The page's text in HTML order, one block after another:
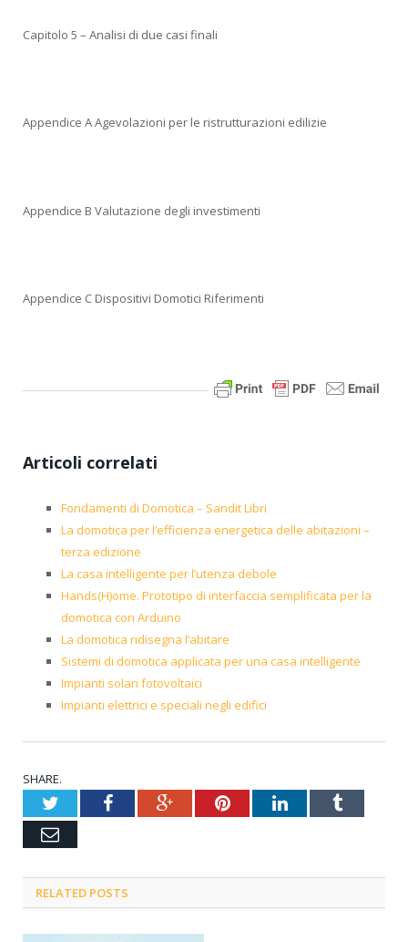
Capitolo 5 – Analisi di due casi finali
Appendice A Agevolazioni per le ristrutturazioni edilizie
Appendice B Valutazione degli investimenti
Appendice C Dispositivi Domotici Riferimenti
Articoli correlati
Fondamenti di Domotica – Sandit Libri
La domotica per l’efficienza energetica delle abitazioni –
terza edizione
La casa intelligente per l’utenza debole
Hands(H)ome. Prototipo di interfaccia semplificata per la
domotica con Arduino
La domotica ridisegna l’abitare
Sistemi di domotica applicata per una casa intelligente
Impianti solari fotovoltaici
Impianti elettrici e speciali negli edifici
SHARE.
TwitterFacebookGoogle+PinterestLinkedInTumblr
Email
RELATED POSTS